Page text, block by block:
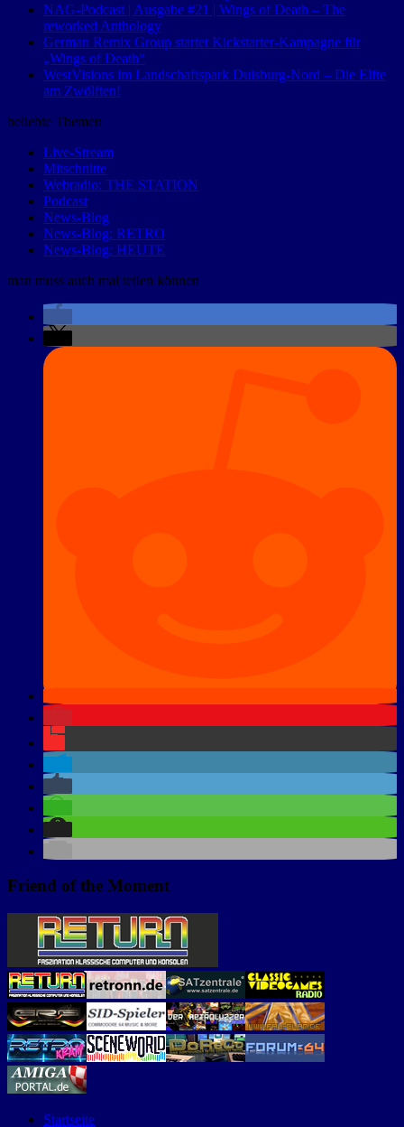
NAG-Podcast | Ausgabe #21 | Wings of Death – The
reworked Anthology
German Remix Group startet Kickstarter-Kampagne für
„Wings of Death“
WestVisions im Landschaftspark Duisburg-Nord – Die Elfte
am Zwölften!
beliebte Themen
Live-Stream
Mitschnitte
Webradio: THE STATION
Podcast
News-Blog
News-Blog: RETRO
News-Blog: HEUTE
man muss auch mal teilen können
Friend of the Moment
Startseite